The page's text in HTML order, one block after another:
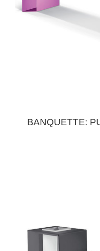
BANQUETTE: